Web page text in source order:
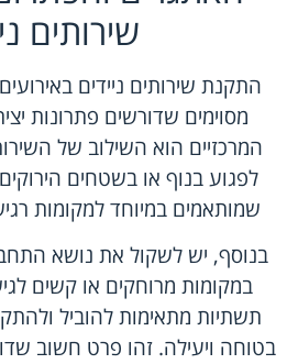
שירותים
התקנת שירותים ניידים
מסוימים שדורשים פתרונות
המרכזיים הוא השילוב של
לפגוע בנוף או בשטחים
שמותאמים במיוחד למקומות
בנוסף, יש לשקול את נושא
במקומות מרוחקים או קשים
תשתיות מתאימות להוביל
בטוחה ויעילה. זהו פרט חשוב